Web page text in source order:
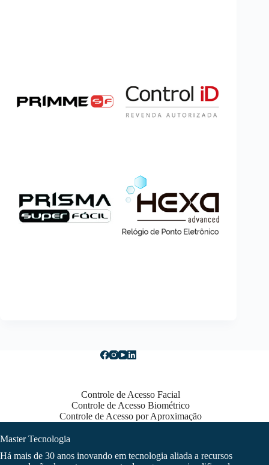
Controle de Acesso Facial
Controle de Acesso Biométrico
Controle de Acesso por Aproximação
Master Tecnologia
Há mais de 30 anos inovando em tecnologia aliada a recursos